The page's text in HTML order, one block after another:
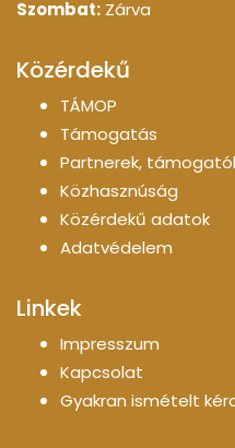
Szombat: Zárva
Közérdekű
TÁMOP
Támogatás
Partnerek,
Közhasznúság
Közérdekű adatok
Adatvédelem
Linkek
Impresszum
Kapcsolat
Gyakran ismételt